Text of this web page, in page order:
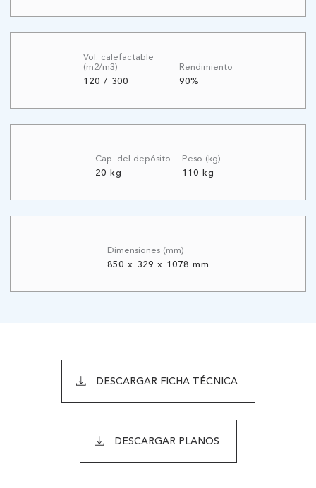
Vol. calefactable
(m2/m3)
120 / 300
Rendimiento
90%
Cap. del depósito
20 kg
Peso (kg)
110 kg
Dimensiones (mm)
850 x 329 x 1078 mm
DESCARGAR FICHA TÉCNICA
DESCARGAR PLANOS